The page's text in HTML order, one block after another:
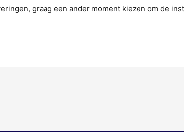
graag een ander moment kiezen om de